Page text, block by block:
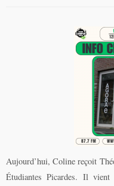
Aujourd’hui, Coline reçoit
Étudiantes Picardes. Il vient